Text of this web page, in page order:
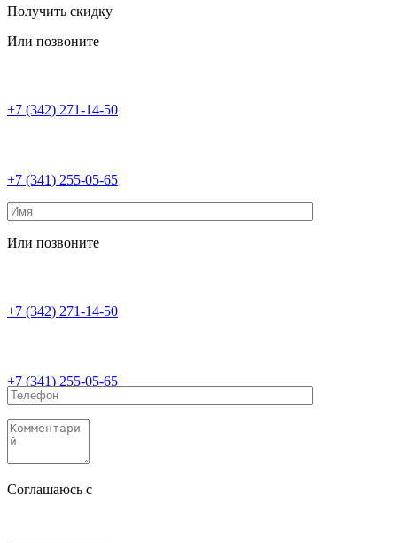
Получить скидку
Или позвоните
+7 (342) 271-14-50
+7 (341) 255-05-65
Или позвоните
+7 (342) 271-14-50
+7 (341) 255-05-65
Соглашаюсь с